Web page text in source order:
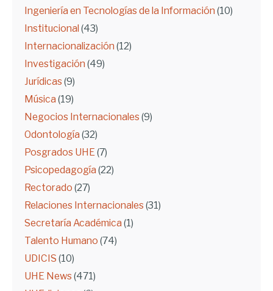
Ingeniería en Tecnologías de la Información (10)
Institucional (43)
Internacionalización (12)
Investigación (49)
Jurídicas (9)
Música (19)
Negocios Internacionales (9)
Odontología (32)
Posgrados UHE(7)
Psicopedagogía (22)
Rectorado (27)
Relaciones Internacionales (31)
Secretaría Académica (1)
Talento Humano (74)
UDICIS (10)
UHE News (471)